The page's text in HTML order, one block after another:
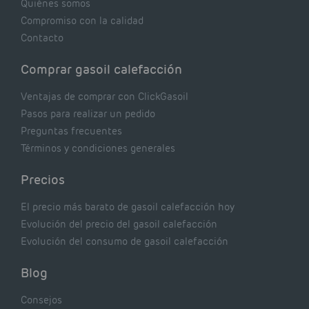
Quiénes somos
Compromiso con la calidad
Contacto
Comprar gasoil calefacción
Ventajas de comprar con ClickGasoil
Pasos para realizar un pedido
Preguntas frecuentes
Términos y condiciones generales
Precios
El precio más barato de gasoil calefacción hoy
Evolución del precio del gasoil calefacción
Evolución del consumo de gasoil calefacción
Blog
Consejos